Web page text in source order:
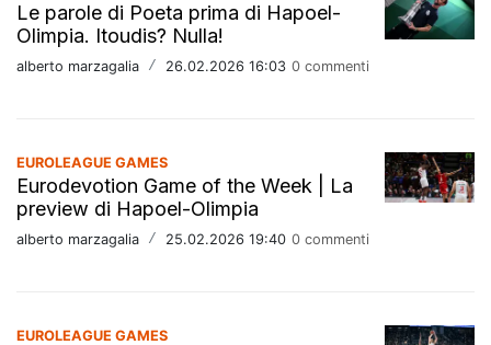
Le parole di Poeta prima di Hapoel-
Olimpia. Itoudis? Nulla!
alberto marzagalia / 26.02.2026 16:03 0 commenti
EUROLEAGUE GAMES
Eurodevotion Game of the Week | La
preview di Hapoel-Olimpia
alberto marzagalia / 25.02.2026 19:40 0 commenti
EUROLEAGUE GAMES